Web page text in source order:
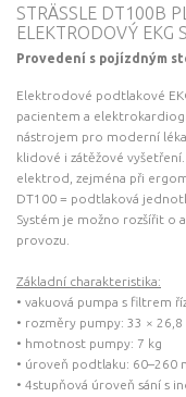
B – se dvěma klouby
variabilní polohování • s
díky 2 kloubům je velmi
rozsah otáčení cca 315° •
předepsanou kontrolu:
(zákon č. 375/2022 Sb.)
STRÄSSLE DT100B
ELEKTRODOVÝ EKG
Provedení s pojízdným
Elektrodové podtlakové
pacientem a
nástrojem pro moderní
klidové i zátěžové
elektrod, zejména při
DT100 = podtlaková
Systém je možno rozšířit o
provozu.
Základní charakteristika:
• vakuová pumpa s filtrem
• rozměry pumpy: 33 × 26,8
• hmotnost pumpy: 7 kg
• úroveň podtlaku: 60–260
• 4stupňová úroveň sání s